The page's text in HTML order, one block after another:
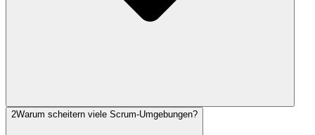
2Warum scheitern viele Scrum-Umgebungen?